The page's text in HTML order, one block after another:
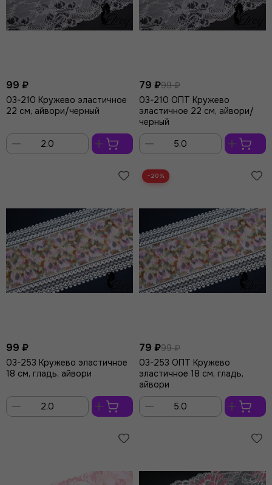
99 ₽
03-210 Кружево эластичное
22 см, айвори/черный
корзину
79 ₽99 ₽
03-210 ОПТ Кружево
эластичное 22 см, айвори/
черный
корзину
99 ₽
03-253 Кружево эластичное
18 см, гладь, айвори
корзину
−20%
79 ₽99 ₽
03-253 ОПТ Кружево
эластичное 18 см, гладь,
айвори
корзину